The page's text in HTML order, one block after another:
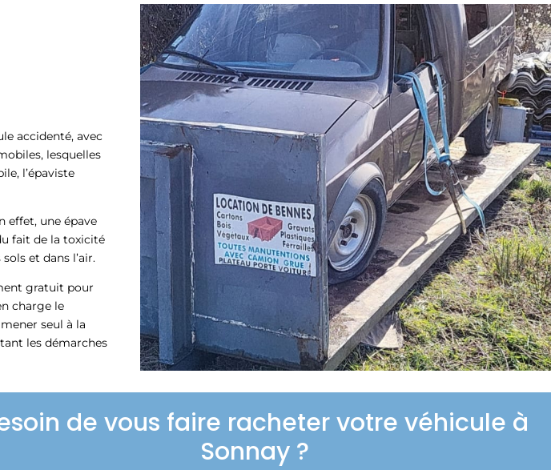
accidenté, avec
lesquelles
l’épaviste
effet, une épave
fait de la toxicité
et dans l’air.
gratuit pour
charge le
seul à la
les démarches
de vous faire racheter votre véhicule à
Sonnay ?